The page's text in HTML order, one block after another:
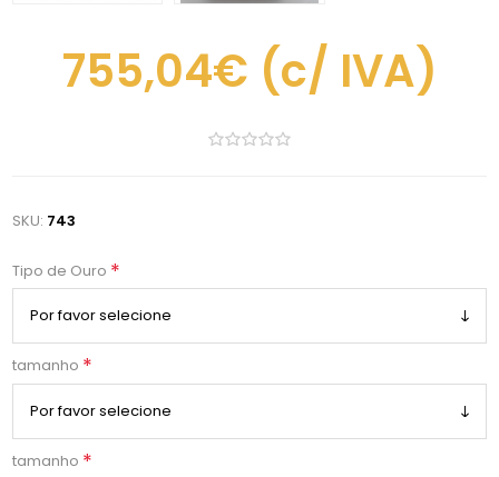
755,04€ (c/ IVA)
SKU: 743
Tipo de Ouro *
tamanho *
tamanho *